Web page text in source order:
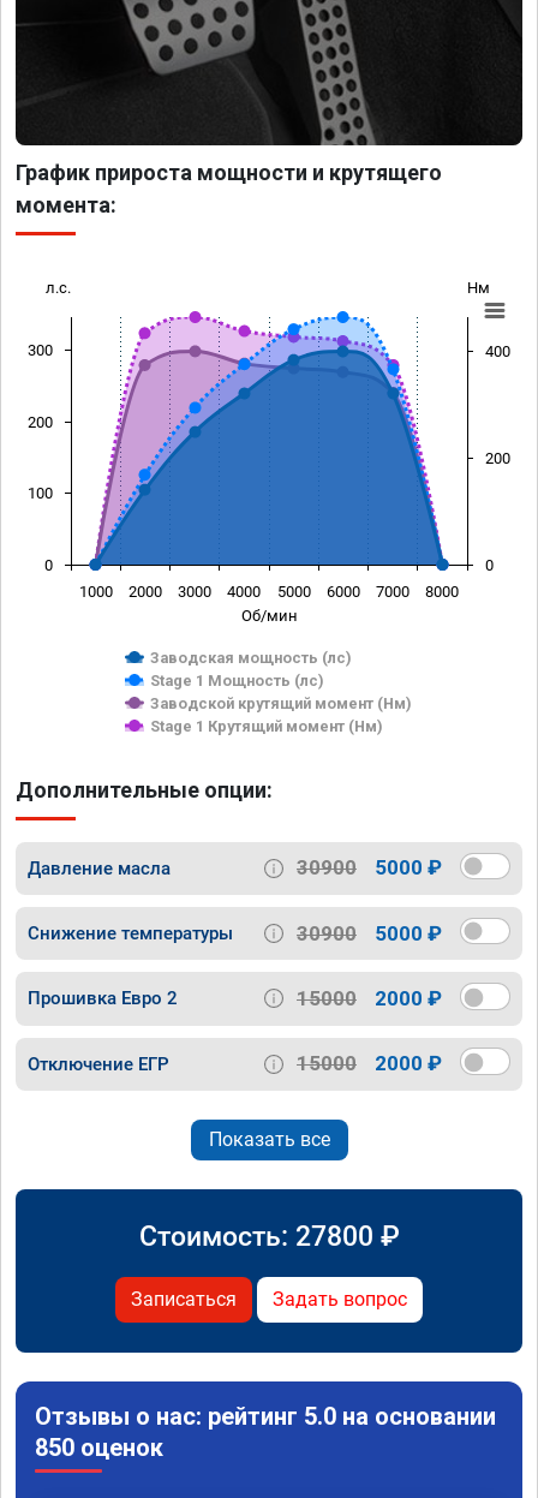
График прироста мощности и крутящего
момента:
Об/мин
л.с. Нм
Заводская мощность (лс)
Stage 1 Мощность (лс)
Заводской крутящий момент (Нм)
Stage 1 Крутящий момент (Нм)
1000 2000 3000 4000 5000 6000 7000 8000
0
100
200
300
0
200
400
Дополнительные опции:
Давление масла 30900 5000 ₽
Снижение температуры 30900 5000 ₽
Прошивка Евро 2 15000 2000 ₽
Отключение ЕГР 15000 2000 ₽
Показать все
Стоимость: 27800 ₽
Записаться Задать вопрос
Отзывы о нас: рейтинг 5.0 на основании
850 оценок